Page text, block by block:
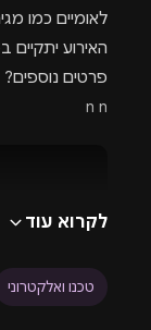
לאומיים כמו
פרטים
n n
לקרוא עוד
טכנו ואלקטרוני